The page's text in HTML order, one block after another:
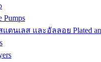
นเลส และอัลลอย Plated